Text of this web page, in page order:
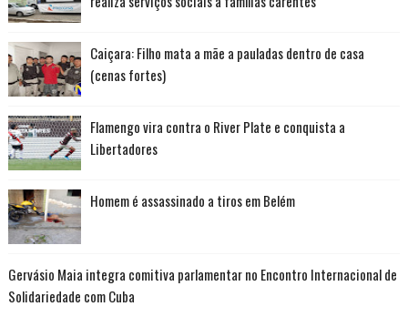
Caiçara: Filho mata a mãe a pauladas dentro de casa
(cenas fortes)
Flamengo vira contra o River Plate e conquista a
Libertadores
Homem é assassinado a tiros em Belém
Gervásio Maia integra comitiva parlamentar no Encontro Internacional de
Solidariedade com Cuba